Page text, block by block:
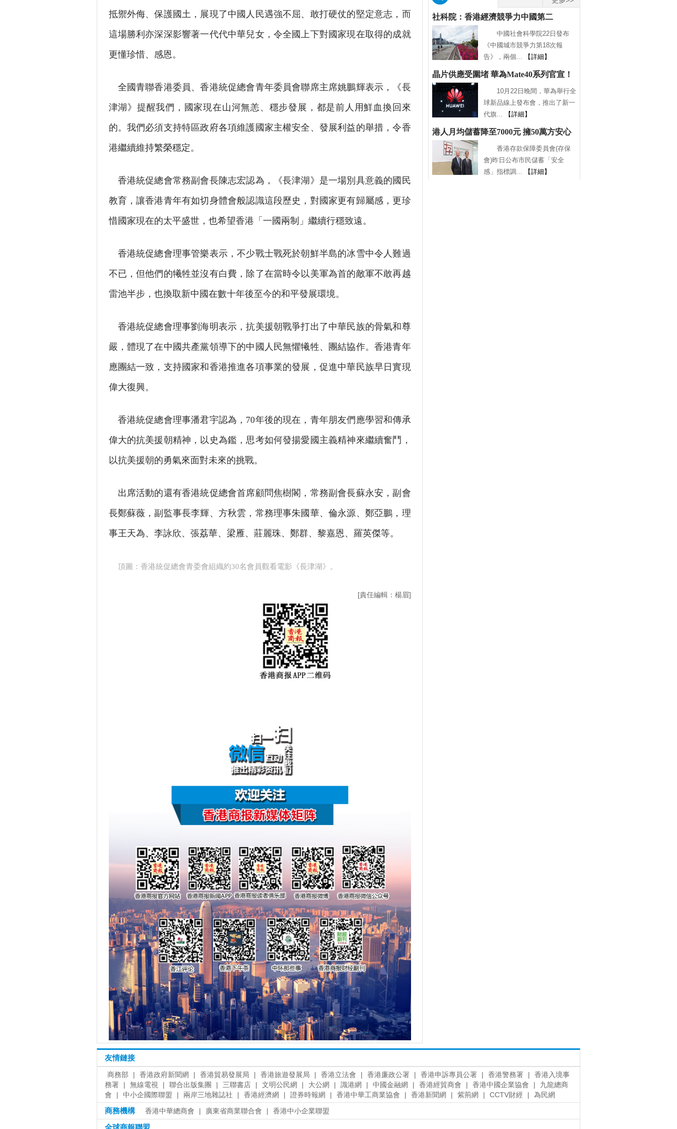
抵禦外侮、保護國土，展現了中國人民遇強不屈、敢打硬仗的堅定意志，而
這場勝利亦深深影響著一代代中華兒女，令全國上下對國家現在取得的成就
更懂珍惜、感恩。
全國青聯香港委員、香港統促總會青年委員會聯席主席姚鵬輝表示，《長
津湖》提醒我們，國家現在山河無恙、穩步發展，都是前人用鮮血換回來
的。我們必須支持特區政府各項維護國家主權安全、發展利益的舉措，令香
港繼續維持繁榮穩定。
香港統促總會常務副會長陳志宏認為，《長津湖》是一場別具意義的國民
教育，讓香港青年有如切身體會般認識這段歷史，對國家更有歸屬感，更珍
惜國家現在的太平盛世，也希望香港「一國兩制」繼續行穩致遠。
香港統促總會理事管樂表示，不少戰士戰死於朝鮮半島的冰雪中令人難過
不已，但他們的犧牲並沒有白費，除了在當時令以美軍為首的敵軍不敢再越
雷池半步，也換取新中國在數十年後至今的和平發展環境。
香港統促總會理事劉海明表示，抗美援朝戰爭打出了中華民族的骨氣和尊
嚴，體現了在中國共產黨領導下的中國人民無懼犧牲、團結協作。香港青年
應團結一致，支持國家和香港推進各項事業的發展，促進中華民族早日實現
偉大復興。
香港統促總會理事潘君宇認為，70年後的現在，青年朋友們應學習和傳承
偉大的抗美援朝精神，以史為鑑，思考如何發揚愛國主義精神來繼續奮鬥，
以抗美援朝的勇氣來面對未來的挑戰。
出席活動的還有香港統促總會首席顧問焦樹閣，常務副會長蘇永安，副會
長鄭蘇薇，副監事長李輝、方秋雲，常務理事朱國華、倫永源、鄭亞鵬，理
事王天為、李詠欣、張荔華、梁雁、莊麗珠、鄭群、黎嘉恩、羅英傑等。
頂圖：香港統促總會青委會組織約30名會員觀看電影《長津湖》。
[責任編輯：楊眉]